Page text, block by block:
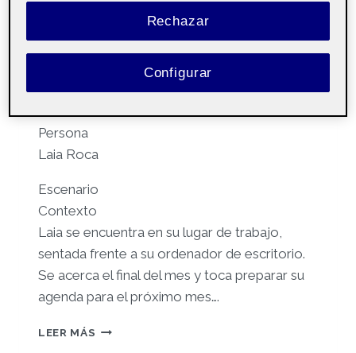
Información – Aula 1
Persona
Laia Roca
Escenario
Contexto
Laia se encuentra en su lugar de trabajo,
sentada frente a su ordenador de escritorio.
Se acerca el final del mes y toca preparar su
agenda para el próximo mes….
LEER MÁS RETO
Rechazar
Configurar